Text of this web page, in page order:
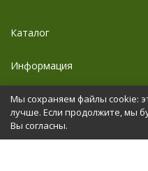
Каталог
Информация
Дополнительно
Политика персональных
Мы сохраняем файлы cookie:
лучше. Если продолжите, мы
Вы согласны.